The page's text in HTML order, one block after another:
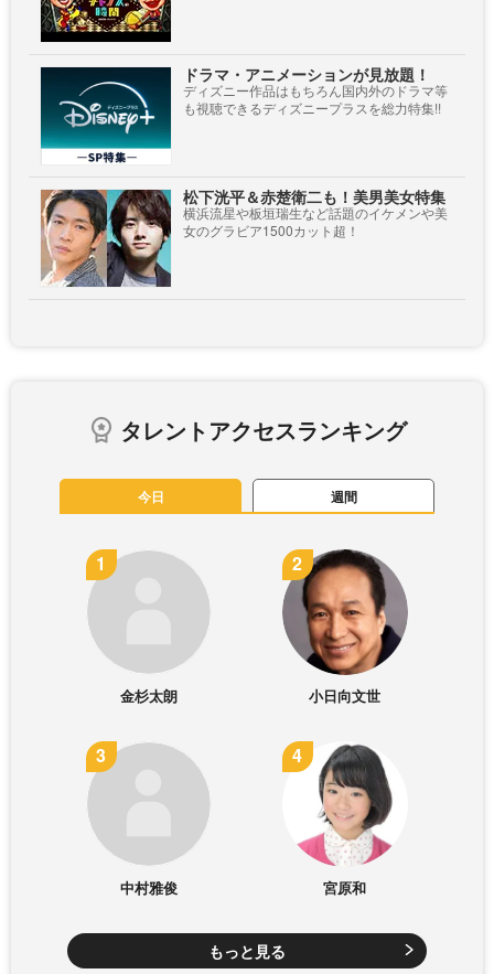
ドラマ・アニメーションが見放題！
ディズニー作品はもちろん国内外のドラマ等
も視聴できるディズニープラスを総力特集!!
松下洸平＆赤楚衛二も！美男美女特集
横浜流星や板垣瑞生など話題のイケメンや美
女のグラビア1500カット超！
タレントアクセスランキング
今日 週間
金杉太朗 小日向文世
中村雅俊 宮原和
もっと見る